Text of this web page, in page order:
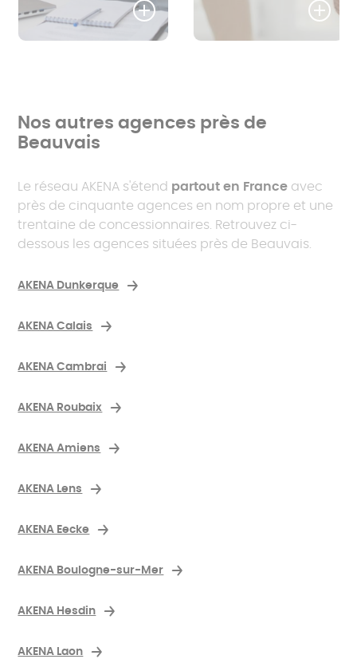
Nos autres agences près de
Beauvais
Le réseau AKENA s'étend partout en France avec
près de cinquante agences en nom propre et une
trentaine de concessionnaires. Retrouvez ci-
dessous les agences situées près de Beauvais.
AKENA Dunkerque
AKENA Calais
AKENA Cambrai
AKENA Roubaix
AKENA Amiens
AKENA Lens
AKENA Eecke
AKENA Boulogne-sur-Mer
AKENA Hesdin
AKENA Laon